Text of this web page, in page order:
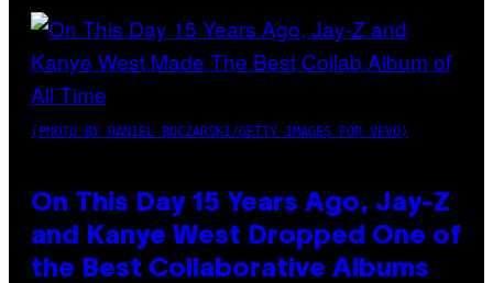
(PHOTO BY DANIEL BOCZARSKI/GETTY IMAGES FOR VEVO)
On This Day 15 Years Ago, Jay-Z
and Kanye West Dropped One of
the Best Collaborative Albums